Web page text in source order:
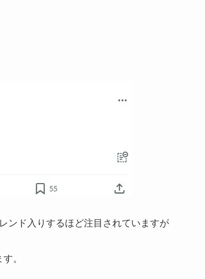
ンド入りするほど注目されていますが
。